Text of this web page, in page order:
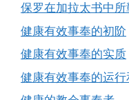
保罗在加拉太书中
健康有效事奉的初阶
健康有效事奉的实质
健康有效事奉的运